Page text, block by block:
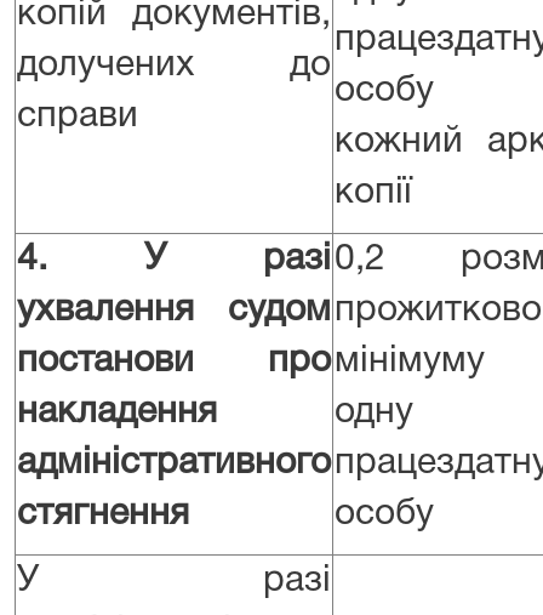
копій документів,
долучених до
справи
особу
кожний
копії
4. У разі
ухвалення судом
постанови про
накладення
адміністративного
стягнення
0,2
мінімуму
одну
особу
У разі